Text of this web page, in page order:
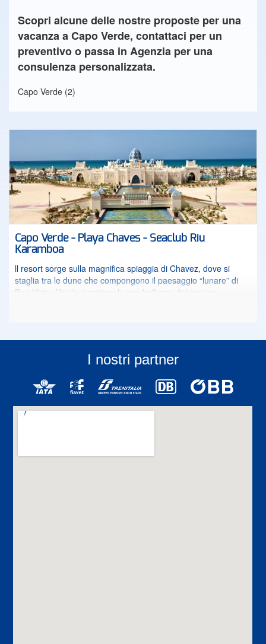
Scopri alcune delle nostre proposte per una
vacanza a Capo Verde, contattaci per un
preventivo o passa in Agenzia per una
consulenza personalizzata.
Capo Verde (2)
Capo Verde - Playa Chaves - Seaclub Riu
Karamboa
ll resort sorge sulla magnifica spiaggia di Chavez, dove si
staglia tra le dune che compongono il paesaggio “lunare” di
Boa Vista. L’isola mantiene la sua bellezza dal sapore
garantirà qualità, professionalità e varietà dei servizi inclusi
nell’apprezzata formula “All inclusive” 24 ore.
I nostri partner